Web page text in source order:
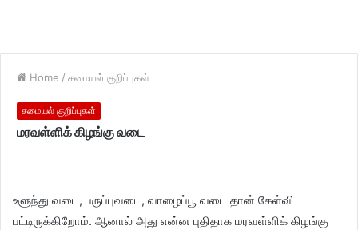
Home / சமையல் குறிப்புகள்
சமையல் குறிப்புகள்
மரவள்ளிக் கிழங்கு வடை
உளுந்து வடை, பருப்புவடை, வாழைப்பூ வடை தான் கேள்வி
பட்டிருக்கிறோம். ஆனால் அது என்ன புதிதாக மரவள்ளிக் கிழங்கு